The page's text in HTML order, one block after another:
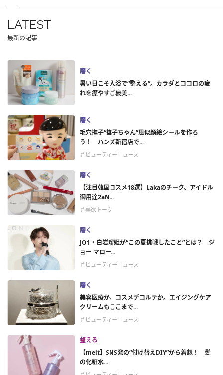
LATEST
最新の記事
磨く
暑い日こそ入浴で“整える”。カラダとココロの疲
れを癒やすご褒美...
磨く
毛穴撫子“撫子ちゃん”風似顔絵シールを作ろ
う！ ハンズ新宿店で...
＃ビューティーニュース
磨く
【注目韓国コスメ18選】Lakaのチーク、アイドル
御用達2aN...
＃美欲トーク
磨く
JO1・白岩瑠姫が“この夏挑戦したこと”とは？ ジ
ョー マロー...
＃ビューティーニュース
磨く
美容医療か、コスメデコルテか。エイジングケア
クリームもここまで...
＃ビューティーニュース
整える
【melt】SNS発の“付け替えDIY”から着想！ 髪
の化粧水...